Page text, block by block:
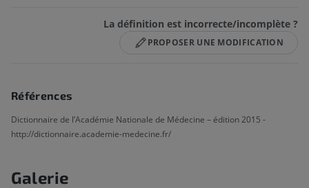
La définition est incorrecte/incomplète ?
PROPOSER UNE MODIFICATION
Références
Dictionnaire de l’Académie Nationale de Médecine – édition 2015 -
http://dictionnaire.academie-medecine.fr/
Galerie